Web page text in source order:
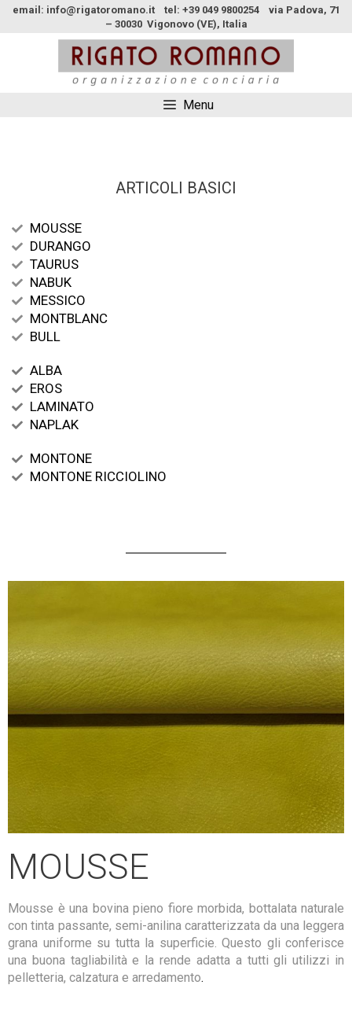
email: info@rigatoromano.it tel: +39 049 9800254 via Padova, 71
– 30030 Vigonovo (VE), Italia
Menu
ARTICOLI BASICI
MOUSSE
DURANGO
TAURUS
NABUK
MESSICO
MONTBLANC
BULL
ALBA
EROS
LAMINATO
NAPLAK
MONTONE
MONTONE RICCIOLINO
MOUSSE
Mousse è una bovina pieno fiore morbida, bottalata naturale
con tinta passante, semi-anilina caratterizzata da una leggera
grana uniforme su tutta la superficie. Questo gli conferisce
una buona tagliabilità e la rende adatta a tutti gli utilizzi in
pelletteria, calzatura e arredamento.